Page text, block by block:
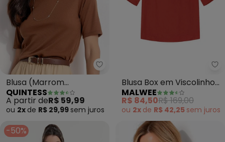
Quintess - Blusa (Marrom
Blusa (Marrom
Amendoado) em Malha
Canelada
QUINTESS
A partir deR$ 59,99
ou 2x de R$ 29,99 sem juros
Blusa Box em Viscolinho
(Terracota)
MALWEE
R$ 84,50R$ 169,00
ou 2x de R$ 42,25 sem juros
-50%